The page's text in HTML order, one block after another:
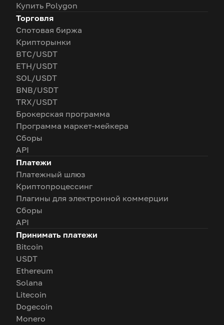
Купить Polygon
Торговля
Спотовая биржа
Крипторынки
BTC/USDT
ETH/USDT
SOL/USDT
BNB/USDT
TRX/USDT
Брокерская программа
Программа маркет-мейкера
Сборы
API
Платежи
Платежный шлюз
Криптопроцессинг
Плагины для электронной коммерции
Сборы
API
Принимать платежи
Bitcoin
USDT
Ethereum
Solana
Litecoin
Dogecoin
Monero